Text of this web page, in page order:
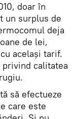
doar în
un surplus de
deja
de lei,
același tarif.
calitatea
să efectueze
care este